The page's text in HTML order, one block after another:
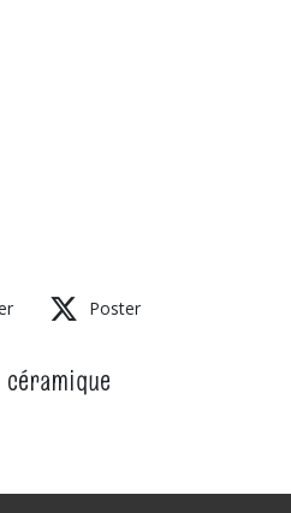
Poster